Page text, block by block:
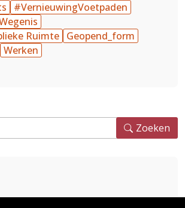
#VernieuwingVoetpaden
Ruimte Geopend_form
Werken
Zoeken